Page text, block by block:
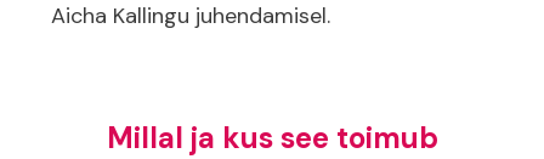
Aicha Kallingu juhendamisel.
Millal ja kus see toimub